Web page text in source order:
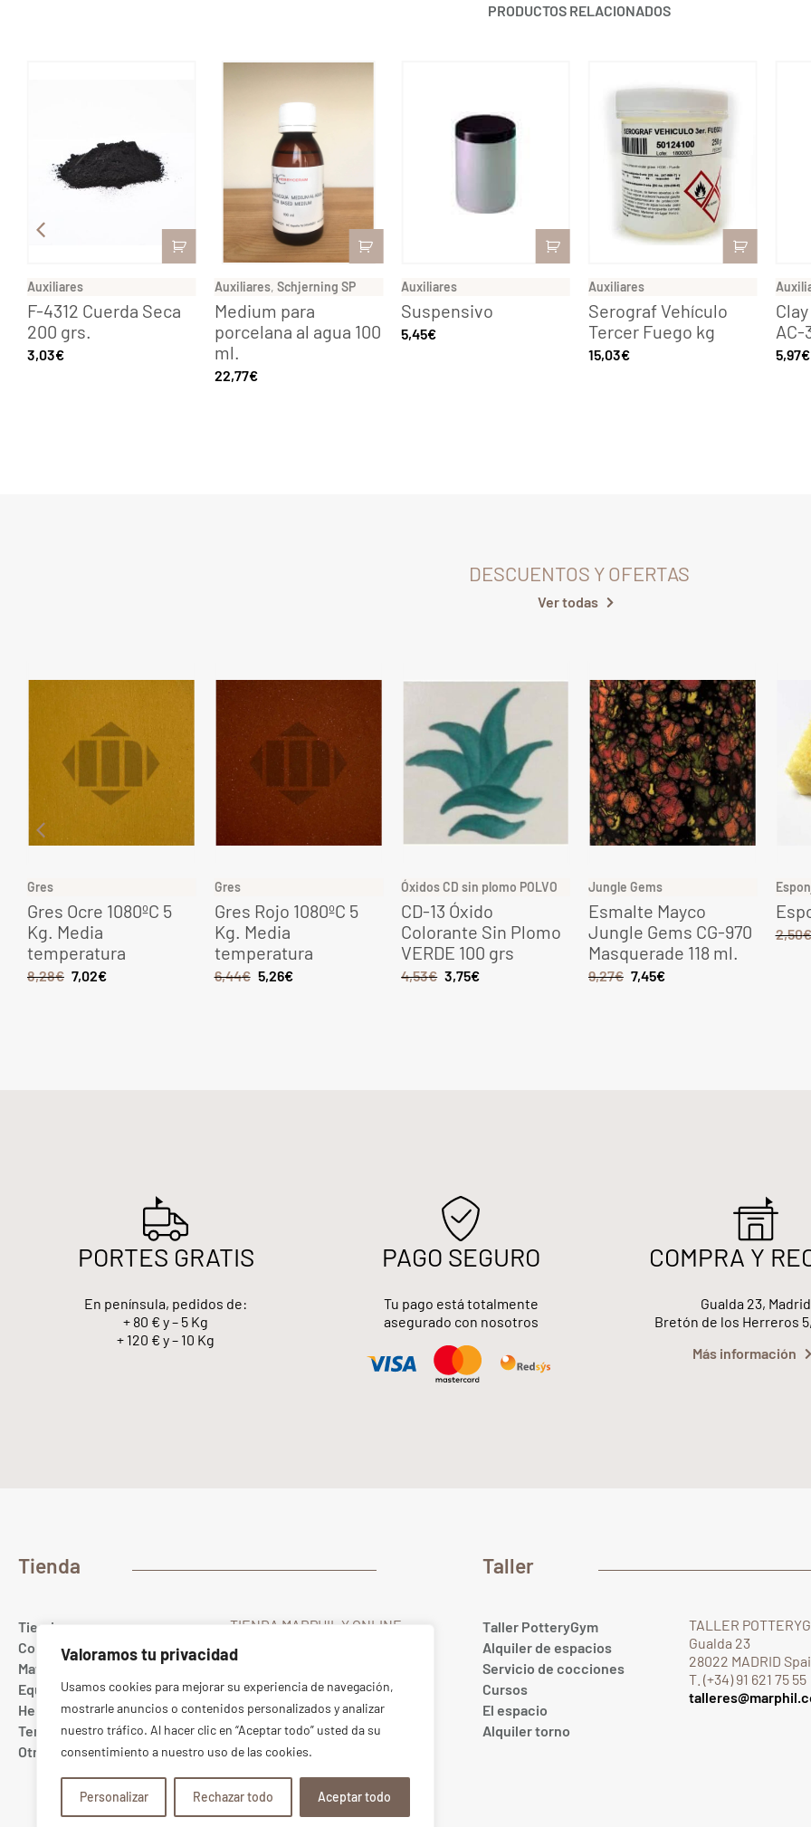
Valoramos tu privacidad
Usamos cookies para mejorar su experiencia de navegación,
mostrarle anuncios o contenidos personalizados y analizar
nuestro tráfico. Al hacer clic en “Aceptar todo” usted da su
consentimiento a nuestro uso de las cookies.
Personalizar Rechazar todo Aceptar todo
PRODUCTOS RELACIONADOS
Auxiliares
F-4312 Cuerda Seca
200 grs.
3,03€
Auxiliares, Schjerning SP
Medium para
porcelana al agua 100
ml.
22,77€
Auxiliares
Suspensivo
5,45€
Auxiliares
Serograf Vehículo
Tercer Fuego kg
15,03€
AC-
5,97€
DESCUENTOS Y OFERTAS
Ver todas
Gres
Gres Ocre 1080ºC 5
Kg. Media
temperatura
8,28€ 7,02€
Gres
Gres Rojo 1080ºC 5
Kg. Media
temperatura
6,44€ 5,26€
Óxidos CD sin plomo POLVO
CD-13 Óxido
Colorante Sin Plomo
VERDE 100 grs
4,53€ 3,75€
Jungle Gems
Esmalte Mayco
Jungle Gems CG-970
Masquerade 118 ml.
9,27€ 7,45€
2,50€
PORTES GRATIS
En península, pedidos de:
+ 80 € y – 5 Kg
+ 120 € y – 10 Kg
PAGO SEGURO
Tu pago está totalmente
asegurado con nosotros
COMPRA Y
Gualda 23, Madrid
Bretón de los Herreros
Más información
Tienda
Tienda
Colores
Materias primas
Equipamiento cerámico
Herramientas
Tercer fuego
Otros
TIENDA MARPHIL Y ONLINE
28022 MADRID Spain
T. (+34) 91 367 67 40
Whatsapp689 10 20 88
ONLINE:pedidos@marphil.com
TIENDA:tienda@marphil.com
Bretón de los Herreros 5
28003 MADRID Spain
Taller
Taller PotteryGym
Alquiler de espacios
Servicio de cocciones
Cursos
El espacio
Alquiler torno
TALLER
Gualda 23
28022 MADRID
T. (+34) 91 621 75 55